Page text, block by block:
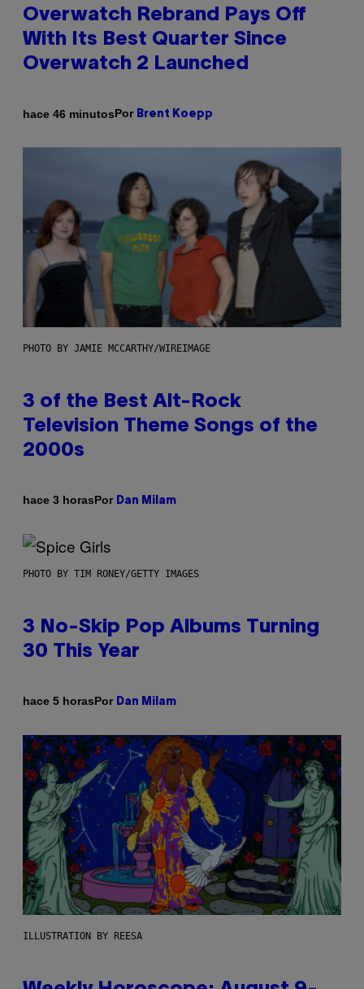
Overwatch Rebrand Pays Off
With Its Best Quarter Since
Overwatch 2 Launched
hace 46 minutosPor Brent Koepp
PHOTO BY JAMIE MCCARTHY/WIREIMAGE
3 of the Best Alt-Rock
Television Theme Songs of the
2000s
hace 3 horasPor Dan Milam
PHOTO BY TIM RONEY/GETTY IMAGES
3 No-Skip Pop Albums Turning
30 This Year
hace 5 horasPor Dan Milam
ILLUSTRATION BY REESA